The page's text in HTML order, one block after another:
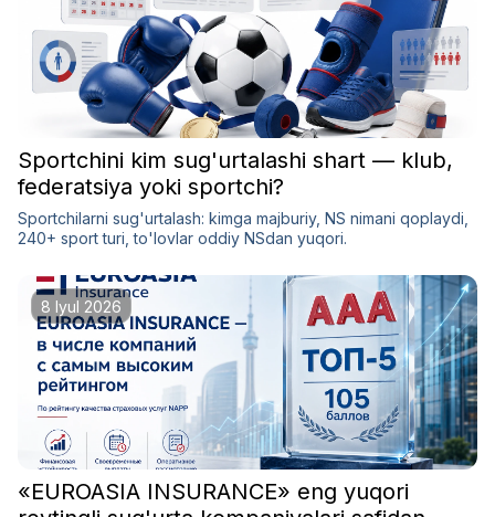
Sportchini kim sug'urtalashi shart — klub,
federatsiya yoki sportchi?
Sportchilarni sug'urtalash: kimga majburiy, NS nimani qoplaydi,
240+ sport turi, to'lovlar oddiy NSdan yuqori.
8 Iyul 2026
«EUROASIA INSURANCE» eng yuqori